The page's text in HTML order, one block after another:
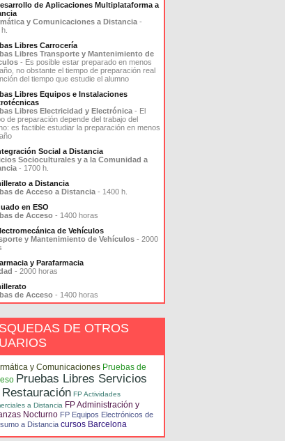
de Aplicaciones Multiplataforma a
y Comunicaciones a Distancia -
Libres Carrocería
Libres Transporte y Mantenimiento de
- Es posible estar preparado en menos
no obstante el tiempo de preparación real
del tiempo que estudie el alumno
Libres Equipos e Instalaciones
Libres Electricidad y Electrónica - El
de preparación depende del trabajo del
es factible estudiar la preparación en menos
Social a Distancia
Socioculturales y a la Comunidad a
- 1700 h.
a Distancia
de Acceso a Distancia - 1400 h.
en ESO
de Acceso - 1400 horas
de Vehículos
y Mantenimiento de Vehículos - 2000
y Parafarmacia
- 2000 horas
de Acceso - 1400 horas
DE OTROS
y Comunicaciones Pruebas de
Pruebas Libres Servicios
FP Actividades
a Distancia FP Administración y
Nocturno FP Equipos Electrónicos de
a Distancia cursos Barcelona